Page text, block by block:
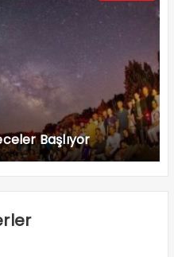
Başlıyor